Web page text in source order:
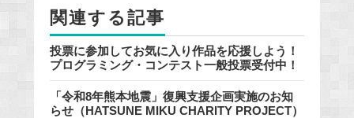
関連する記事
投票に参加してお気に入り作品を応援しよう！
プログラミング・コンテスト一般投票受付中！
「令和8年熊本地震」復興支援企画実施のお知
らせ（HATSUNE MIKU CHARITY PROJECT）